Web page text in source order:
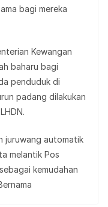
bagi mereka
Kewangan
baharu bagi
penduduk di
padang dilakukan
juruwang automatik
melantik Pos
kemudahan